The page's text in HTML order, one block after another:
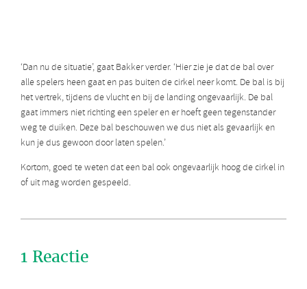
‘Dan nu de situatie’, gaat Bakker verder. ‘Hier zie je dat de bal over
alle spelers heen gaat en pas buiten de cirkel neer komt. De bal is bij
het vertrek, tijdens de vlucht en bij de landing ongevaarlijk. De bal
gaat immers niet richting een speler en er hoeft geen tegenstander
weg te duiken. Deze bal beschouwen we dus niet als gevaarlijk en
kun je dus gewoon door laten spelen.’
Kortom, goed te weten dat een bal ook ongevaarlijk hoog de cirkel in
of uit mag worden gespeeld.
1 Reactie